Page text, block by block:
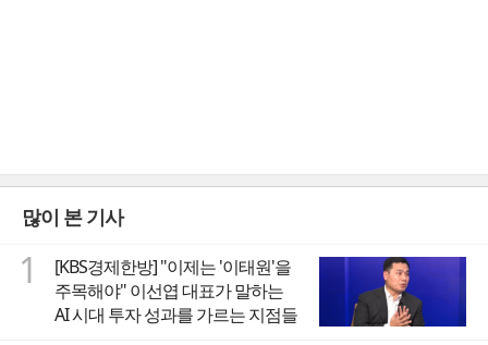
많이 본 기사
1
[KBS경제한방] "이제는 '이태원'을
주목해야" 이선엽 대표가 말하는
AI 시대 투자 성과를 가르는 지점들